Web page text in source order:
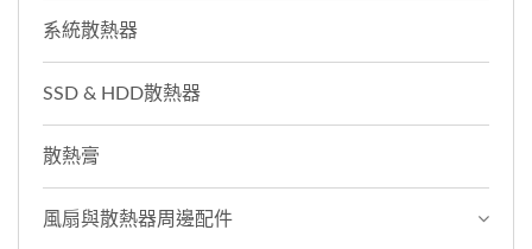
系統散熱器
SSD & HDD散熱器
散熱膏
風扇與散熱器周邊配件